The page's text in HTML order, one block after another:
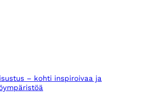
– kohti inspiroivaa ja